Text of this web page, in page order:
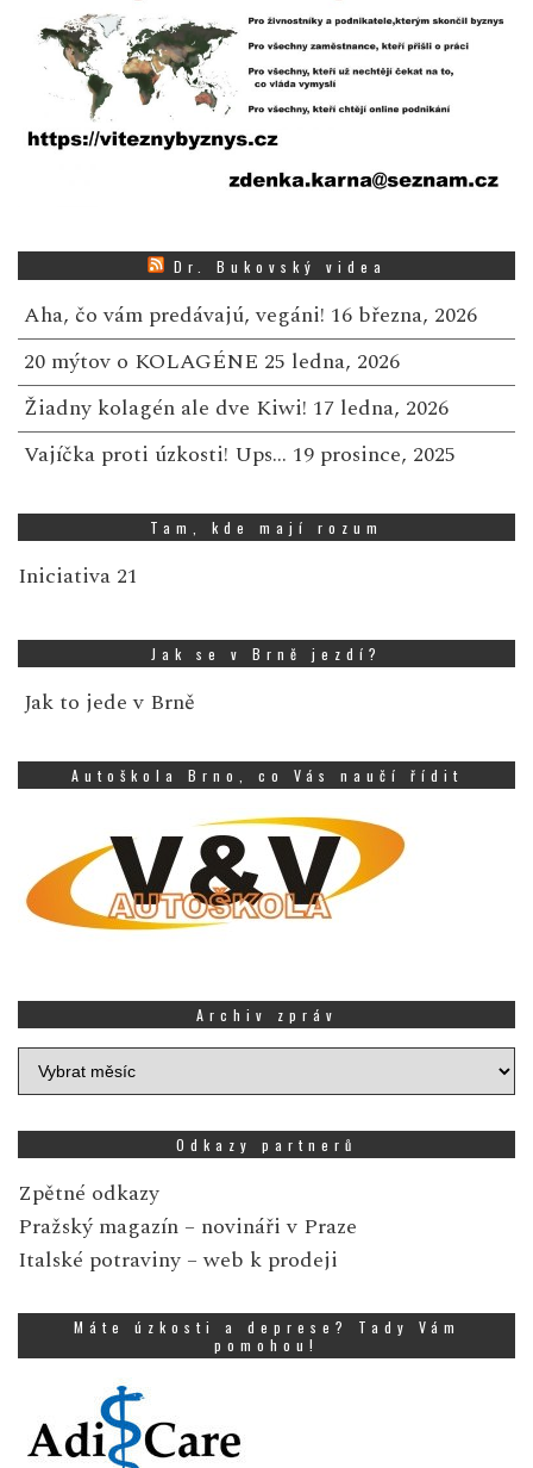
Dr. Bukovský videa
Aha, čo vám predávajú, vegáni! 16 března, 2026
20 mýtov o KOLAGÉNE 25 ledna, 2026
Žiadny kolagén ale dve Kiwi! 17 ledna, 2026
Vajíčka proti úzkosti! Ups… 19 prosince, 2025
Tam, kde mají rozum
Iniciativa 21
Jak se v Brně jezdí?
Jak to jede v Brně
Autoškola Brno, co Vás naučí řídit
Archiv zpráv
Archiv
zpráv
Odkazy partnerů
Zpětné odkazy
Pražský magazín – novináři v Praze
Italské potraviny – web k prodeji
Máte úzkosti a deprese? Tady Vám
pomohou!